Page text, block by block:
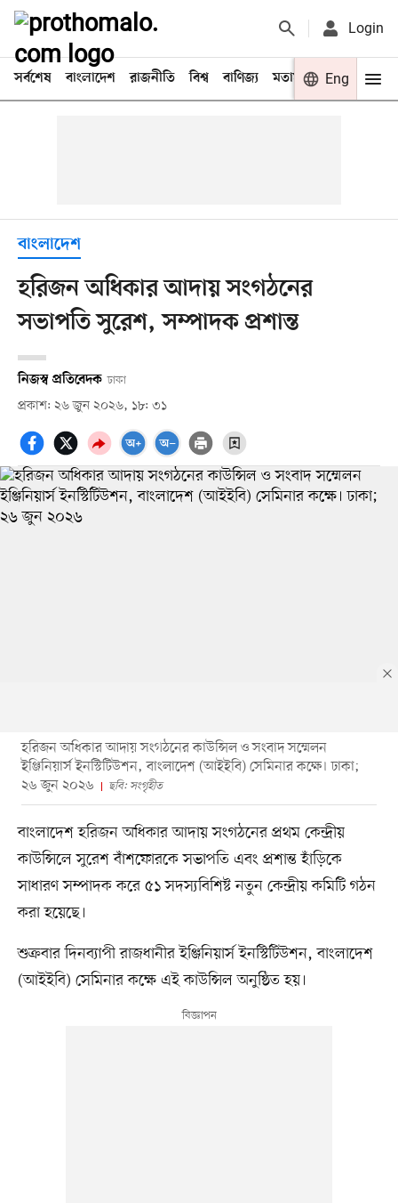
Login
সর্বশেষ বাংলাদেশ রাজনীতি বিশ্ব বাণিজ্য মতামত খেলা
Eng
বাংলাদেশ
হরিজন অধিকার আদায় সংগঠনের
সভাপতি সুরেশ, সম্পাদক প্রশান্ত
নিজস্ব প্রতিবেদক ঢাকা
প্রকাশ: ২৬ জুন ২০২৬, ১৮: ৩১
হরিজন অধিকার আদায় সংগঠনের কাউন্সিল ও সংবাদ সম্মেলন
ইঞ্জিনিয়ার্স ইনস্টিটিউশন, বাংলাদেশ (আইইবি) সেমিনার কক্ষে। ঢাকা;
২৬ জুন ২০২৬
ছবি: সংগৃহীত
বাংলাদেশ হরিজন অধিকার আদায় সংগঠনের প্রথম কেন্দ্রীয়
কাউন্সিলে সুরেশ বাঁশফোরকে সভাপতি এবং প্রশান্ত হাঁড়িকে
সাধারণ সম্পাদক করে ৫১ সদস্যবিশিষ্ট নতুন কেন্দ্রীয় কমিটি গঠন
করা হয়েছে।
শুক্রবার দিনব্যাপী রাজধানীর ইঞ্জিনিয়ার্স ইনস্টিটিউশন, বাংলাদেশ
(আইইবি) সেমিনার কক্ষে এই কাউন্সিল অনুষ্ঠিত হয়।